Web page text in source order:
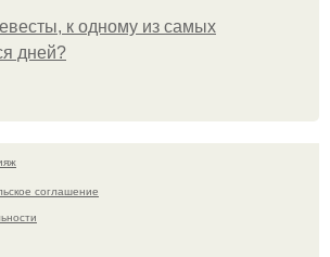
к одному из самых
дней?
соглашение